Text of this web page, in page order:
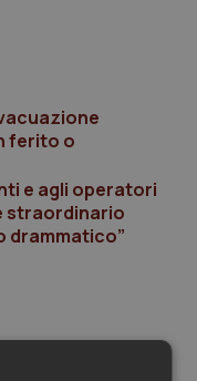
ferito o
e agli operatori
straordinario
drammatico”